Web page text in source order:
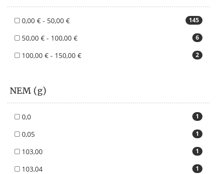
145
0,00 € - 50,00 €
6
50,00 € - 100,00 €
2
100,00 € - 150,00 €
NEM (g)
1
0,0
1
0,05
1
103,00
1
103,04